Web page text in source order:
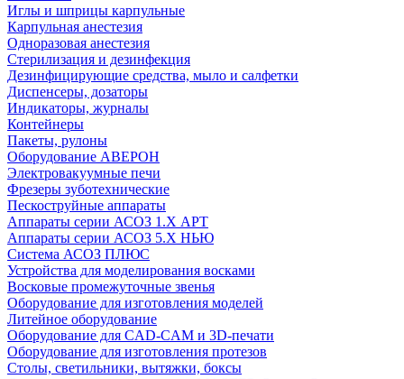
Иглы и шприцы карпульные
Карпульная анестезия
Одноразовая анестезия
Стерилизация и дезинфекция
Дезинфицирующие средства, мыло и салфетки
Диспенсеры, дозаторы
Индикаторы, журналы
Контейнеры
Пакеты, рулоны
Оборудование АВЕРОН
Электровакуумные печи
Фрезеры зуботехнические
Пескоструйные аппараты
Аппараты серии АСОЗ 1.Х АРТ
Аппараты серии АСОЗ 5.Х НЬЮ
Система АСОЗ ПЛЮС
Устройства для моделирования восками
Восковые промежуточные звенья
Оборудование для изготовления моделей
Литейное оборудование
Оборудование для CAD-CAM и 3D-печати
Оборудование для изготовления протезов
Cтолы, светильники, вытяжки, боксы